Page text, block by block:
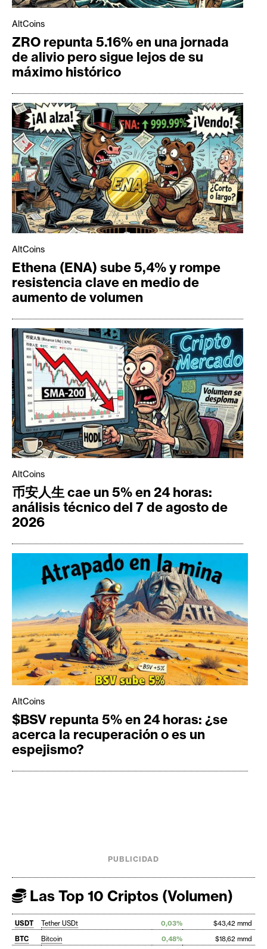
AltCoins
ZRO repunta 5.16% en una jornada
de alivio pero sigue lejos de su
máximo histórico
AltCoins
Ethena (ENA) sube 5,4% y rompe
resistencia clave en medio de
aumento de volumen
AltCoins
币安人生 cae un 5% en 24 horas:
análisis técnico del 7 de agosto de
2026
AltCoins
$BSV repunta 5% en 24 horas: ¿se
acerca la recuperación o es un
espejismo?
PUBLICIDAD
Las Top 10 Criptos (Volumen)
USDT Tether USDt 0,03%
$43,42 mmd
BTC
Bitcoin 0,48%
$18,62 mmd